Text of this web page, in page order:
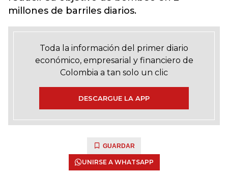
millones de barriles diarios.
Toda la información del primer diario
económico, empresarial y financiero de
Colombia a tan solo un clic
DESCARGUE LA APP
GUARDAR
UNIRSE A WHATSAPP